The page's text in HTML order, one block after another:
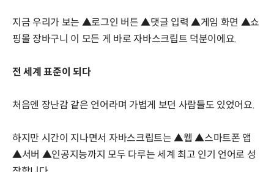
지금 우리가 보는 ▲로그인 버튼 ▲댓글 입력 ▲게임 화면 ▲쇼
핑몰 장바구니 이 모든 게 바로 자바스크립트 덕분이에요.
전 세계 표준이 되다
처음엔 장난감 같은 언어라며 가볍게 보던 사람들도 있었어요.
하지만 시간이 지나면서 자바스크립트는 ▲웹 ▲스마트폰 앱
▲서버 ▲인공지능까지 모두 다루는 세계 최고 인기 언어로 성